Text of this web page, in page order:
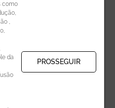
como
,
da
PROSSEGUIR
SE
por e-mail: